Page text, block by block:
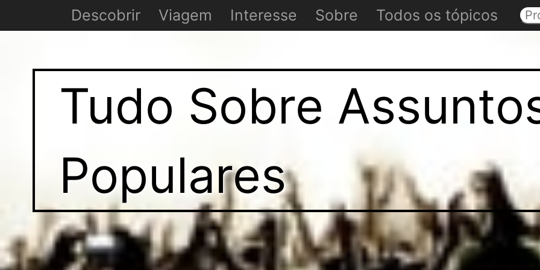
Tudo Sobre
Populares
Descobrir Viagem Interesse Sobre Todos os tópicos